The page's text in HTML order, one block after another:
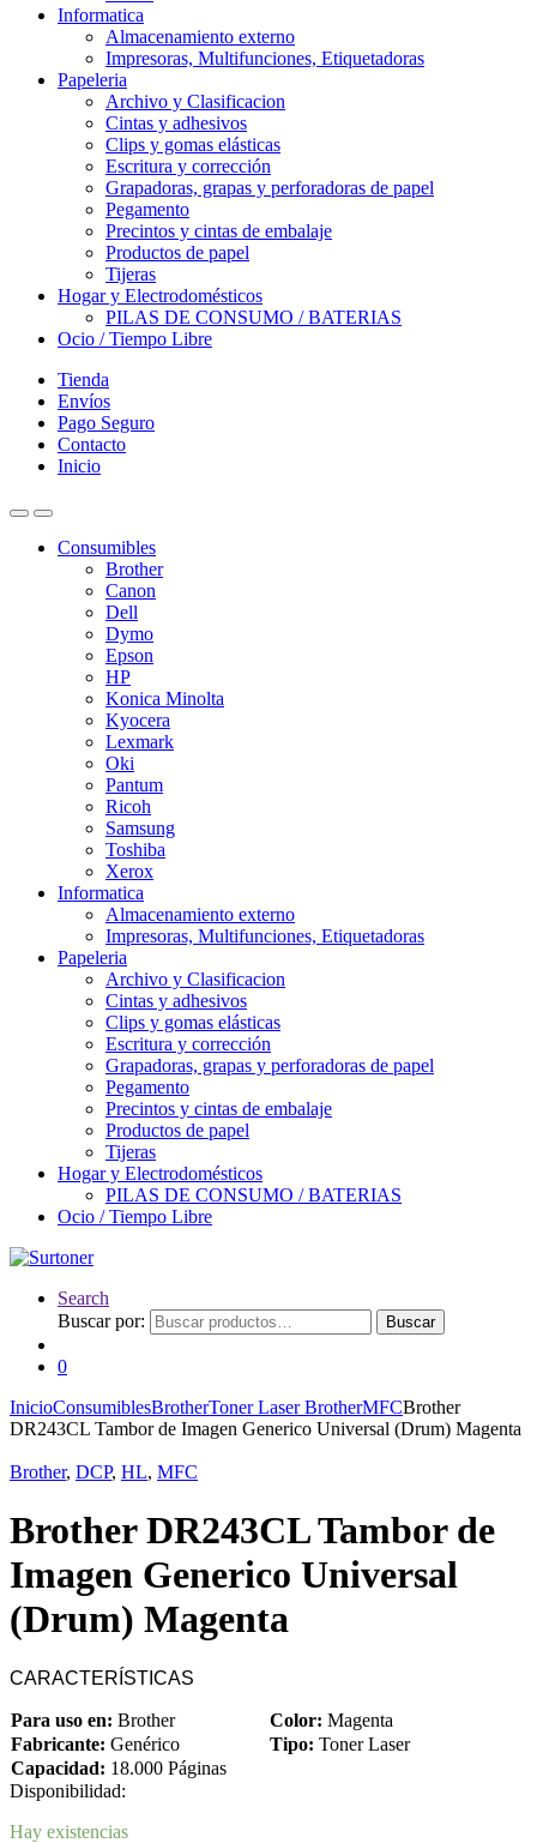
Informatica
Almacenamiento externo
Impresoras, Multifunciones, Etiquetadoras
Papeleria
Archivo y Clasificacion
Cintas y adhesivos
Clips y gomas elásticas
Escritura y corrección
Grapadoras, grapas y perforadoras de papel
Pegamento
Precintos y cintas de embalaje
Productos de papel
Tijeras
Hogar y Electrodomésticos
PILAS DE CONSUMO / BATERIAS
Ocio / Tiempo Libre
Tienda
Envíos
Pago Seguro
Contacto
Inicio
Consumibles
Brother
Canon
Dell
Dymo
Epson
HP
Konica Minolta
Kyocera
Lexmark
Oki
Pantum
Ricoh
Samsung
Toshiba
Xerox
Informatica
Almacenamiento externo
Impresoras, Multifunciones, Etiquetadoras
Papeleria
Archivo y Clasificacion
Cintas y adhesivos
Clips y gomas elásticas
Escritura y corrección
Grapadoras, grapas y perforadoras de papel
Pegamento
Precintos y cintas de embalaje
Productos de papel
Tijeras
Hogar y Electrodomésticos
PILAS DE CONSUMO / BATERIAS
Ocio / Tiempo Libre
Search
Buscar por:
Buscar
0
InicioConsumiblesBrotherToner Laser BrotherMFCBrother
DR243CL Tambor de Imagen Generico Universal (Drum) Magenta
Brother, DCP, HL, MFC
Brother DR243CL Tambor de
Imagen Generico Universal
(Drum) Magenta
CARACTERÍSTICAS
Para uso en: Brother Color: Magenta
Fabricante: Genérico Tipo: Toner Laser
Capacidad: 18.000 Páginas
Disponibilidad:
Hay existencias